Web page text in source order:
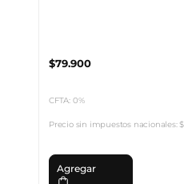
$79.900
CFTA: 0%
Precio sin impuestos nacionales:
Agregar